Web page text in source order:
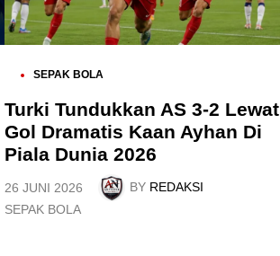
S
T
E
D
I
SEPAK BOLA
Turki Tundukkan AS 3-2 Lewat
Gol Dramatis Kaan Ayhan Di
Piala Dunia 2026
26 JUNI 2026 BY REDAKSI
P
SEPAK BOLA